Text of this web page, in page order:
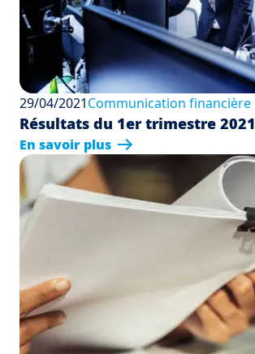
29/04/2021Communication financière
Résultats du 1er trimestre 2021
En savoir plus